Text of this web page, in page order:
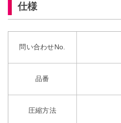
仕様
問い合わせNo.
品番
圧縮方法